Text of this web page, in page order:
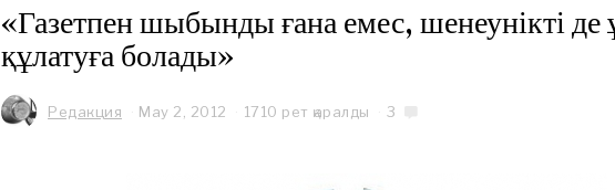
«Газетпен шыбынды ғана емес, шенеунікті
құлатуға болады»
Редакция May 2, 2012 1710 рет қаралды 3